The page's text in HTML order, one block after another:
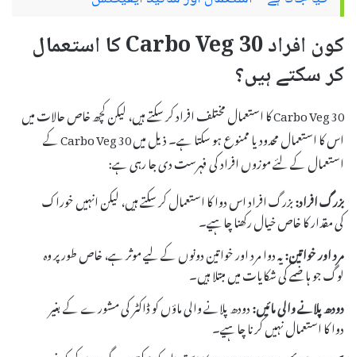
کون افراد Carbo Veg 30 کا استعمال
کر سکتے ہیں؟
Carbo Veg 30 کا استعمال مختلف افراد کر سکتے ہیں، لیکن کچھ خاص حالات میں
اس کا استعمال محدود یا ممنوع ہو سکتا ہے۔ ذیل میں Carbo Veg 30 کے
استعمال کے لئے موزوں افراد کی فہرست دی جا رہی ہے:
بزرگ افراد:بزرگ افراد اس دوا کا استعمال کر سکتے ہیں، لیکن انہیں خوراک
کی مقدار کا خاص خیال رکھنا چاہیے۔
مرد اور خواتین:یہ دوا مرد اور خواتین دونوں کے لیے موثر ہے، خاص طور پر وہ
لوگ جو ہاضمے کی شکایات میں مبتلا ہیں۔
دودھ پلانے والی مائیں:دودھ پلانے والی ماؤں کو ڈاکٹر کی مشورے کے بغیر
دوا کا استعمال نہیں کرنا چاہیے۔